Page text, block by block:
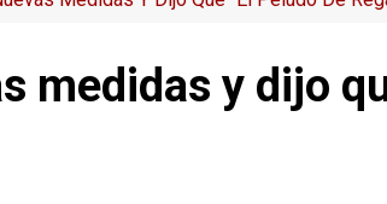
medidas y dijo